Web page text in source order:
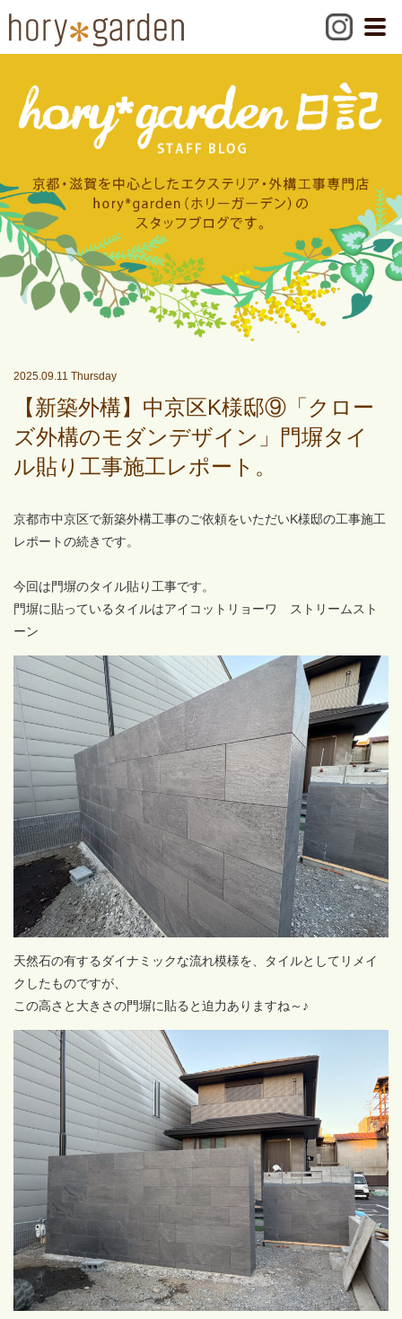
2025.09.11 Thursday
【新築外構】中京区K様邸⑨「クロー
ズ外構のモダンデザイン」門塀タイ
ル貼り工事施工レポート。
京都市中京区で新築外構工事のご依頼をいただいK様邸の工事施工
レポートの続きです。
今回は門塀のタイル貼り工事です。
門塀に貼っているタイルはアイコットリョーワ ストリームスト
ーン
天然石の有するダイナミックな流れ模様を、タイルとしてリメイ
クしたものですが、
この高さと大きさの門塀に貼ると迫力ありますね～♪